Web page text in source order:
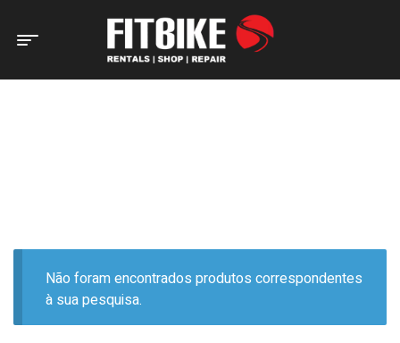
Home Page Produtos etiquetados com “Carbon”
Não foram encontrados produtos correspondentes
à sua pesquisa.